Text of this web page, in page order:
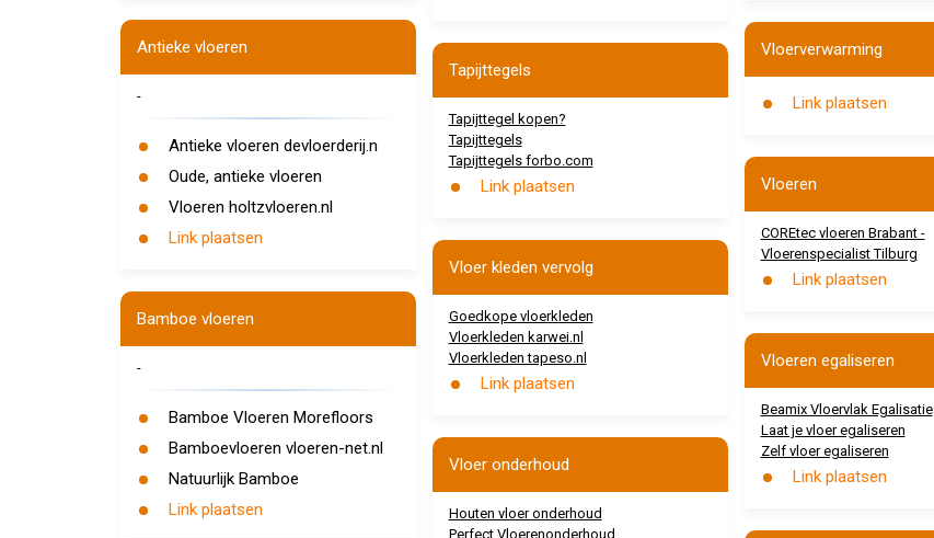
Antieke vloeren
-
Antieke vloeren devloerderij.n
Oude, antieke vloeren
Vloeren holtzvloeren.nl
Link plaatsen
Bamboe vloeren
-
Bamboe Vloeren Morefloors
Bamboevloeren vloeren-net.nl
Natuurlijk Bamboe
Link plaatsen
Tapijttegels
Tapijttegel kopen?
Tapijttegels
Tapijttegels forbo.com
Link plaatsen
Vloer kleden vervolg
Goedkope vloerkleden
Vloerkleden karwei.nl
Vloerkleden tapeso.nl
Link plaatsen
Vloer onderhoud
Houten vloer onderhoud
Perfect Vloerenonderhoud
Vloerverwarming
Link plaatsen
Vloeren
COREtec vloeren Brabant -
Vloerenspecialist Tilburg
Link plaatsen
Vloeren egaliseren
Beamix Vloervlak Egalisatie
Laat je vloer egaliseren
Zelf vloer egaliseren
Link plaatsen